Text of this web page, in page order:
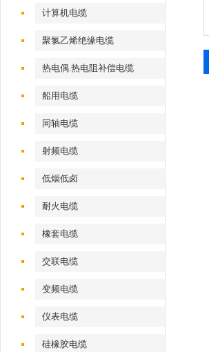
计算机电缆
聚氯乙烯绝缘电缆
热电偶.热电阻补偿电缆
船用电缆
同轴电缆
射频电缆
低烟低卤
耐火电缆
橡套电缆
交联电缆
变频电缆
仪表电缆
硅橡胶电缆